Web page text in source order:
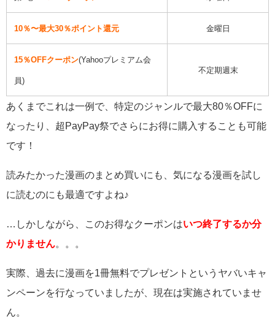
10％〜最大30％ポイント還元 金曜日
15％OFFクーポン(Yahooプレミアム会
員)
不定期週末
あくまでこれは一例で、特定のジャンルで最大80％OFFに
なったり、超PayPay祭でさらにお得に購入することも可能
です！
読みたかった漫画のまとめ買いにも、気になる漫画を試し
に読むのにも最適ですよね♪
…しかしながら、このお得なクーポンはいつ終了するか分
かりません
実際、過去に漫画を1冊無料でプレゼントというヤバいキャ
ンペーンを行なっていましたが、現在は実施されていませ
ん。